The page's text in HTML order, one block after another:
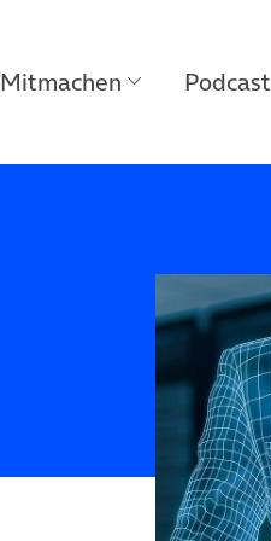
Mitmachen Podcast